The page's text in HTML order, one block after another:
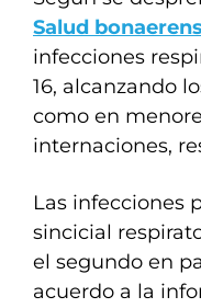
Salud
infecciones
16, alcanzando
como en
internaciones,
Las infecciones
sincicial
el segundo en
acuerdo a la